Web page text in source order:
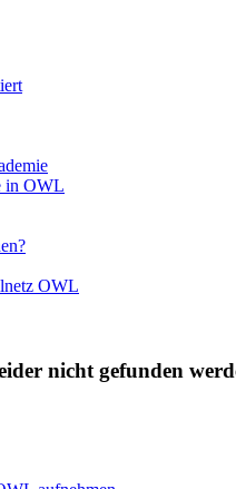
in OWL
OWL
nicht gefunden